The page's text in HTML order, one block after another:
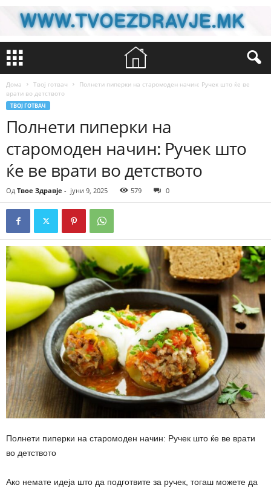
Дома Твој готвач
Полнети пиперки на старомоден начин: Ручек што ќе ве
врати во детството
ТВОЈ ГОТВАЧ
Полнети пиперки на
старомоден начин: Ручек што
ќе ве врати во детството
Од Твое Здравје - јуни 9, 2025 579 0
Полнети пиперки на старомоден начин: Ручек што ќе ве врати
во детството
Ако немате идеја што да подготвите за ручек, тогаш можете да